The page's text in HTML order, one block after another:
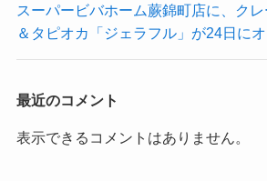
スーパービバホーム蕨錦町店に、ク
＆タピオカ「ジェラフル」が24日に
最近のコメント
表示できるコメントはありません。